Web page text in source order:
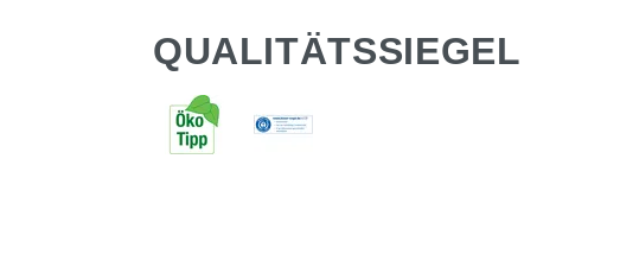
QUALITÄTSSIEGEL